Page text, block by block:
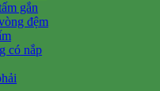
gắn
đệm
có nắp